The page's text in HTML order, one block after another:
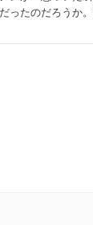
ったのだろうか